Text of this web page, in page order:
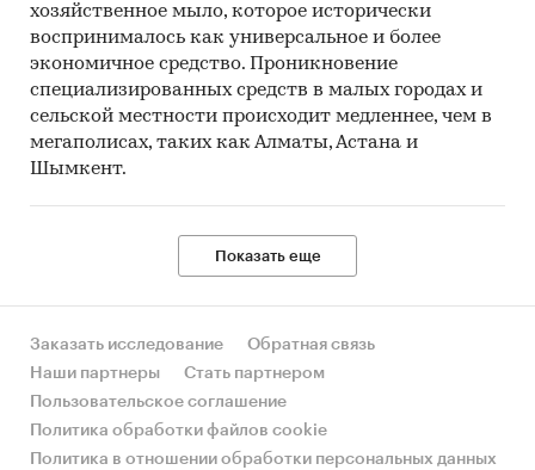
хозяйственное мыло, которое исторически
воспринималось как универсальное и более
экономичное средство. Проникновение
специализированных средств в малых городах и
сельской местности происходит медленнее, чем в
мегаполисах, таких как Алматы, Астана и
Шымкент.
Показать еще
Заказать исследование
Обратная связь
Наши партнеры
Стать партнером
Пользовательское соглашение
Политика обработки файлов cookie
Политика в отношении обработки персональных данных